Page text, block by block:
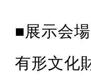
■展示会
有形文化